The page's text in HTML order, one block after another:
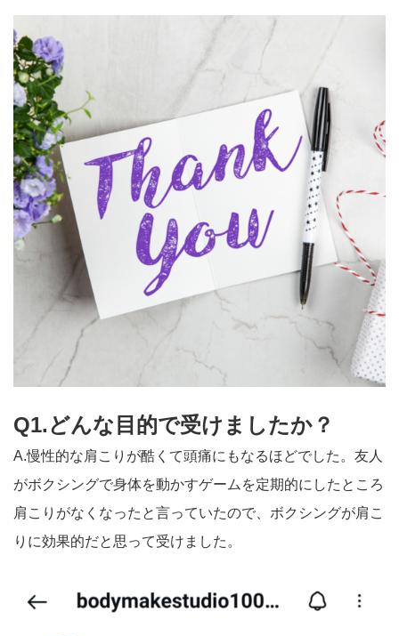
Q1.どんな目的で受けましたか？
A.慢性的な肩こりが酷くて頭痛にもなるほどでした。友人
がボクシングで身体を動かすゲームを定期的にしたところ
肩こりがなくなったと言っていたので、ボクシングが肩こ
りに効果的だと思って受けました。